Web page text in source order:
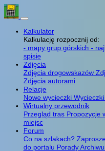
Kalkulator
Kalkulację rozpocznij od:
- mapy grup górskich -
spisie
Zdjęcia
Zdjęcia drogowskazów
Zdjęcia autorami
Relacje
Nowe wycieczki
Wirtualny przewodnik
Przegląd tras Propozycje
miejsc
Forum
Co na szlakach?
do portalu Porady